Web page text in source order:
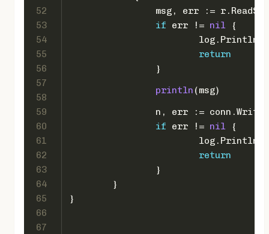
52
53
54
55
56
57
58
59
60
61
62
63
64
65
66
67
msg, err :=
if err != nil {
return
		}
println (msg)
n, err :=
if err != nil {
return
		}
	}
}